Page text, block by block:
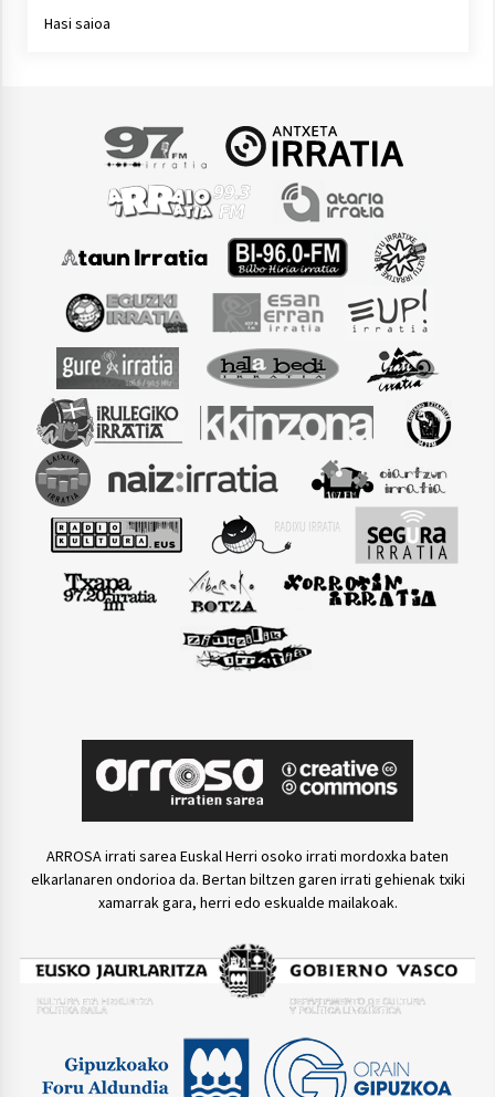
Hasi saioa
ARROSA irrati sarea Euskal Herri osoko irrati mordoxka baten
elkarlanaren ondorioa da. Bertan biltzen garen irrati gehienak txiki
xamarrak gara, herri edo eskualde mailakoak.